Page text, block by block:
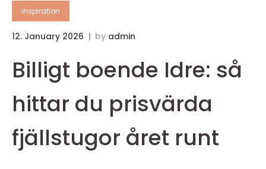
inspiration
12. January 2026 by admin
Billigt boende Idre: så
hittar du prisvärda
fjällstugor året runt